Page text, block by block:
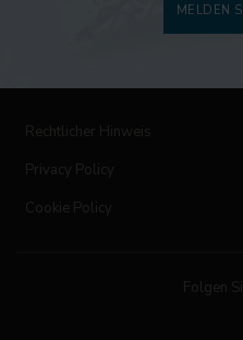
MELDEN
Rechtlicher Hinweis
Privacy Policy
Cookie Policy
Folgen